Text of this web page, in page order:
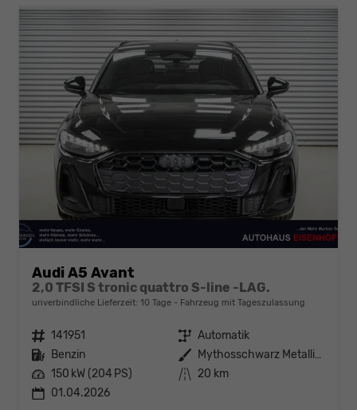
Audi A5 Avant
2,0 TFSI S tronic quattro S-line -LAG.
unverbindliche Lieferzeit: 10 Tage Fahrzeug mit Tageszulassung
Fahrzeugnr. 141951 Getriebe Automatik
Kraftstoff Benzin Außenfarbe
Mythosschwarz Metallic (0E)
Leistung 150 kW (204 PS) Kilometerstand 20 km
01.04.2026